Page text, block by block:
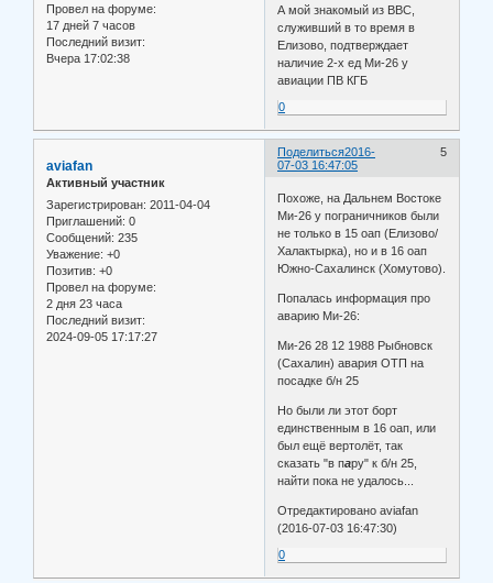
Провел на форуме:
17 дней 7 часов
Последний визит:
Вчера 17:02:38
А мой знакомый из ВВС,
служивший в то время в
Елизово, подтверждает
наличие 2-х ед Ми-26 у
авиации ПВ КГБ
0
Поделиться 5
2016-
07-03 16:47:05
aviafan
Активный участник
Зарегистрирован: 2011-04-04
Приглашений: 0
Сообщений: 235
Уважение: +0
Позитив: +0
Провел на форуме:
2 дня 23 часа
Последний визит:
2024-09-05 17:17:27
Похоже, на Дальнем Востоке
Ми-26 у пограничников были
не только в 15 оап (Елизово/
Халактырка), но и в 16 оап
Южно-Сахалинск (Хомутово).
Попалась информация про
аварию Ми-26:
Ми-26 28 12 1988 Рыбновск
(Сахалин) авария ОТП на
посадке б/н 25
Но были ли этот борт
единственным в 16 оап, или
был ещё вертолёт, так
сказать "в пару" к б/н 25,
найти пока не удалось...
Отредактировано aviafan
(2016-07-03 16:47:30)
0